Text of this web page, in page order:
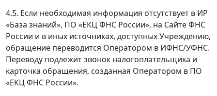
4.5. Если необходимая информация отсутствует в ИР
«База знаний», ПО «ЕКЦ ФНС России», на Сайте ФНС
России и в иных источниках, доступных Учреждению,
обращение переводится Оператором в ИФНС/УФНС.
Переводу подлежит звонок налогоплательщика и
карточка обращения, созданная Оператором в ПО
«ЕКЦ ФНС России».